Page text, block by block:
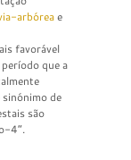
arbóreae
favorável
que a
de
são
4”.